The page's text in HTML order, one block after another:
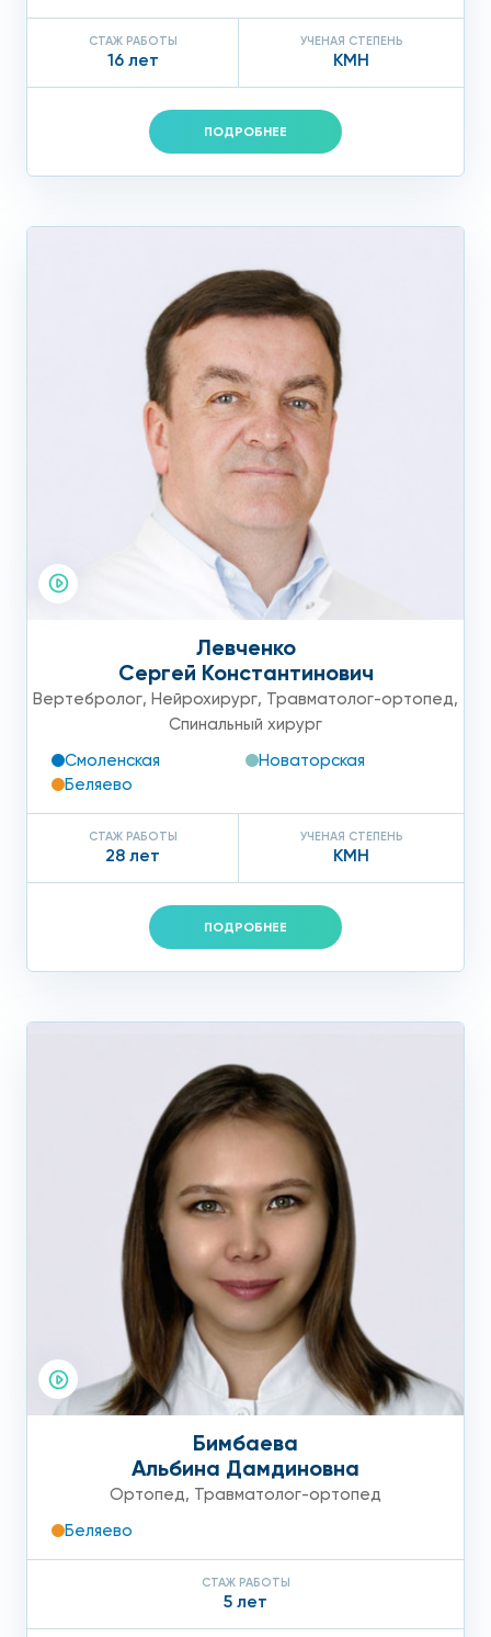
СТАЖ РАБОТЫ
16 лет
УЧЕНАЯ СТЕПЕНЬ
КМН
ПОДРОБНЕЕ
Левченко
Сергей Константинович
Вертебролог, Нейрохирург, Травматолог-ортопед,
Спинальный хирург
Смоленская
Новаторская
Беляево
СТАЖ РАБОТЫ
28 лет
УЧЕНАЯ СТЕПЕНЬ
КМН
ПОДРОБНЕЕ
Бимбаева
Альбина Дамдиновна
Ортопед, Травматолог-ортопед
Беляево
СТАЖ РАБОТЫ
5 лет